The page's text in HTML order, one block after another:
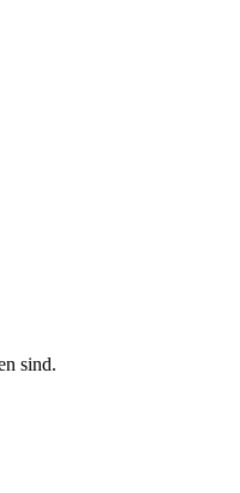
sind.